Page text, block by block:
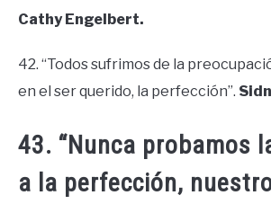
Cathy Engelbert.
42. “Todos sufrimos de la
en el ser querido, la perfección”.
43. “Nunca probamos
a la perfección,